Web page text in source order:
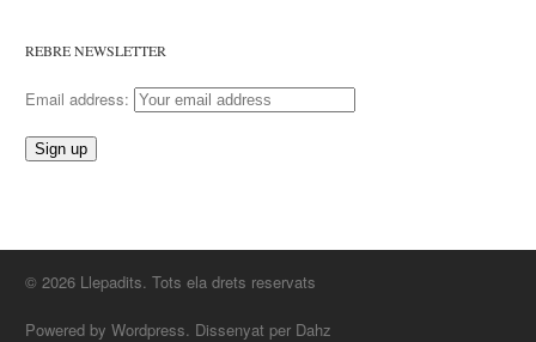
REBRE NEWSLETTER
Email address:
© 2026 Llepadits. Tots ela drets reservats
Powered by Wordpress. Dissenyat per Dahz